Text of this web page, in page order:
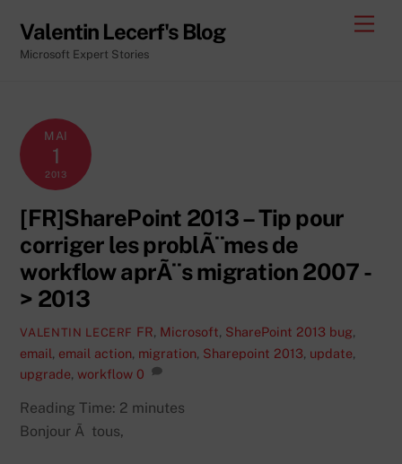
content
Valentin Lecerf's Blog
Microsoft Expert Stories
MAI
1
2013
[FR]SharePoint 2013 – Tip pour
corriger les problÃ¨mes de
workflow aprÃ¨s migration 2007 -
> 2013
VALENTIN LECERF FR, Microsoft, SharePoint 2013 bug,
email, email action, migration, Sharepoint 2013, update,
upgrade, workflow 0
Reading Time: 2 minutes
Bonjour Ã tous,